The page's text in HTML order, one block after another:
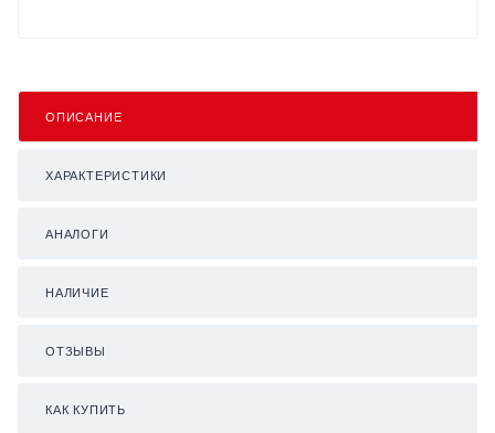
ОПИСАНИЕ
ХАРАКТЕРИСТИКИ
АНАЛОГИ
НАЛИЧИЕ
ОТЗЫВЫ
КАК КУПИТЬ